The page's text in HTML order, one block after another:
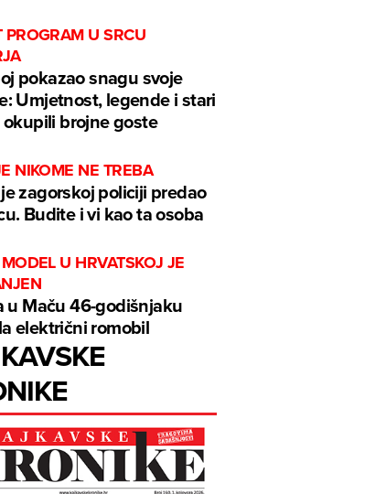
PROGRAM U SRCU
pokazao snagu svoje
Umjetnost, legende i stari
brojne goste
NIKOME NE TREBA
zagorskoj policiji predao
Budite i vi kao ta osoba
U HRVATSKOJ JE
u Maču 46-godišnjaku
električni romobil